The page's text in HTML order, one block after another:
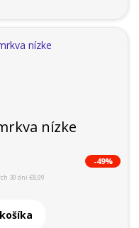
nízke
-49%
30 dní €8,99